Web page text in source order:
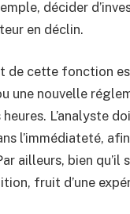
décider
en déclin.
de cette fonction
une nouvelle
L’analyste
l’immédiateté,
ailleurs, bien
fruit d’une